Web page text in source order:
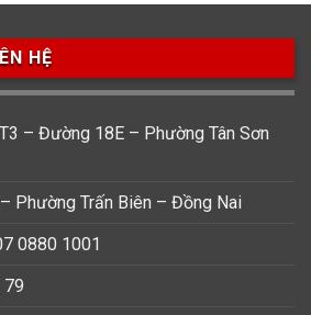
21
Bulova
7
Calvin Klein
80 31
0
HỆ
– Đường 18E – Phường Tân Sơn
Phường Trấn Biên – Đồng Nai
0880 1001
79